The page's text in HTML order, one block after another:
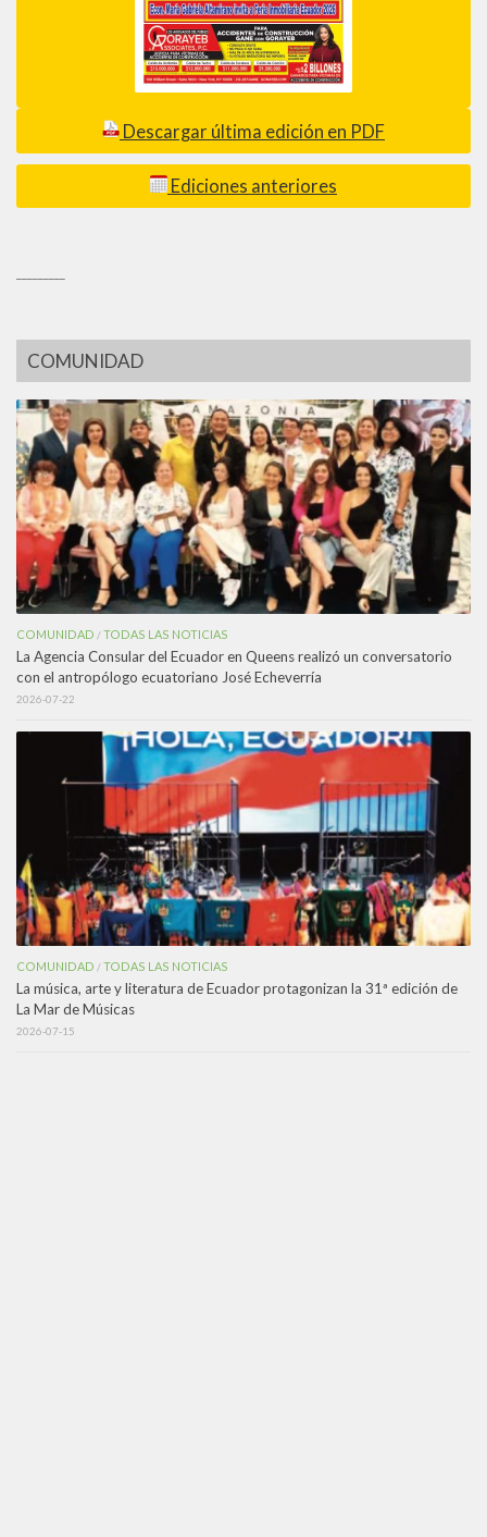
Descargar última edición en PDF
Ediciones anteriores
COMUNIDAD
COMUNIDAD /TODAS LAS NOTICIAS
La Agencia Consular del Ecuador en Queens realizó un conversatorio
con el antropólogo ecuatoriano José Echeverría
2026-07-22
COMUNIDAD /TODAS LAS NOTICIAS
La música, arte y literatura de Ecuador protagonizan la 31ª edición de
La Mar de Músicas
2026-07-15